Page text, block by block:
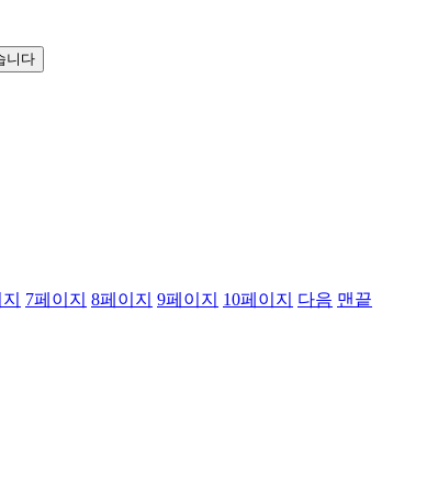
니다
7페이지 8페이지 9페이지 10페이지 다음 맨끝